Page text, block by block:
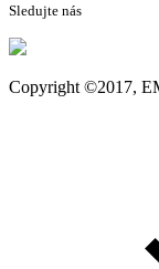
Sledujte nás
Copyright ©2017,